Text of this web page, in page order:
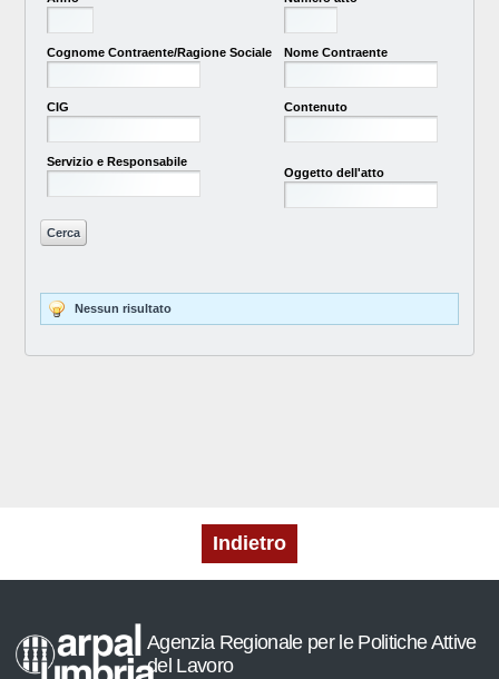
Indietro
Agenzia Regionale per le Politiche Attive
del Lavoro